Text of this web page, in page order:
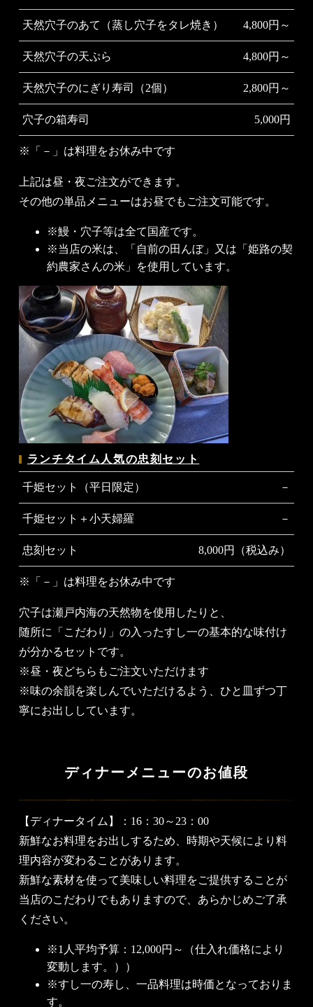
天然穴子のあて（蒸し穴子をタレ焼き） 4,800円～
天然穴子の天ぷら 4,800円～
天然穴子のにぎり寿司（2個） 2,800円～
穴子の箱寿司 5,000円
※「－」は料理をお休み中です
上記は昼・夜ご注文ができます。
その他の単品メニューはお昼でもご注文可能です。
※鰻・穴子等は全て国産です。
※当店の米は、「自前の田んぼ」又は「姫路の契
約農家さんの米」を使用しています。
ランチタイム人気の忠刻セット
千姫セット（平日限定） －
千姫セット＋小天婦羅 －
忠刻セット 8,000円（税込み）
※「－」は料理をお休み中です
穴子は瀬戸内海の天然物を使用したりと、
随所に「こだわり」の入ったすし一の基本的な味付け
が分かるセットです。
※昼・夜どちらもご注文いただけます
※味の余韻を楽しんでいただけるよう、ひと皿ずつ丁
寧にお出ししています。
ディナーメニューのお値段
【ディナータイム】：16：30～23：00
新鮮なお料理をお出しするため、時期や天候により料
理内容が変わることがあります。
新鮮な素材を使って美味しい料理をご提供することが
当店のこだわりでもありますので、あらかじめご了承
ください。
※1人平均予算：12,000円～（仕入れ価格により
変動します。））
※すし一の寿し、一品料理は時価となっておりま
す。